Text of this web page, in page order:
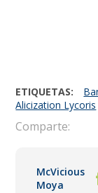
ETIQUETAS:
Alicization Lycoris
Comparte:
McVicious
Moya